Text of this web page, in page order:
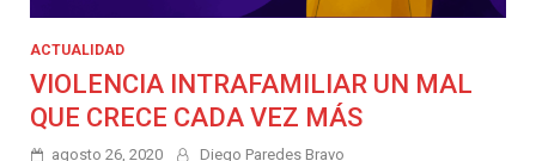
ACTUALIDAD
VIOLENCIA INTRAFAMILIAR UN MAL
QUE CRECE CADA VEZ MÁS
agosto 26, 2020 Diego Paredes Bravo